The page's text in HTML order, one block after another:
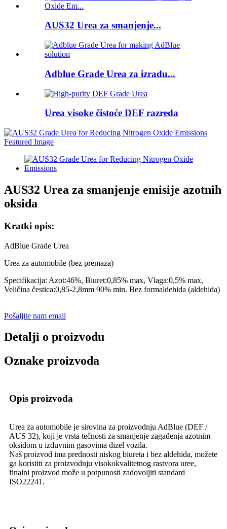
AUS32 Urea za smanjenje...
Adblue Grade Urea za izradu...
Urea visoke čistoće DEF razreda
AUS32 Urea za smanjenje emisije azotnih
oksida
Kratki opis:
AdBlue Grade Urea
Urea za automobile (bez premaza)
Specifikacija: Azot:46%, Biuret:0,85% max, Vlaga:0,5% max,
Veličina čestica:0,85-2,8mm 90% min. Bez formaldehida (aldehida)
Pošaljite nam email
Detalji o proizvodu
Oznake proizvoda
Opis proizvoda
Urea za automobile je sirovina za proizvodnju AdBlue (DEF /
AUS 32), koji je vrsta tečnosti za smanjenje zagađenja azotnim
oksidom u izduvnim gasovima dizel vozila.
Naš proizvod ima prednosti niskog biureta i bez aldehida, možete
ga koristiti za proizvodnju visokokvalitetnog rastvora uree,
finalni proizvod može u potpunosti zadovoljiti standard
ISO22241.